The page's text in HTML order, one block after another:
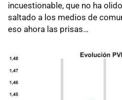
incuestionable, que no ha
saltado a los medios de
eso ahora las prisas…